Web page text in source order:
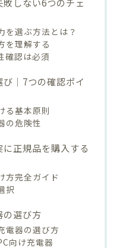
を選ぶ方法とは？
を理解する
確認は必須
｜7つの確認ポイ
る基本原則
の危険性
正規品を購入する
方完全ガイド
択
の選び方
電器の選び方
向け充電器